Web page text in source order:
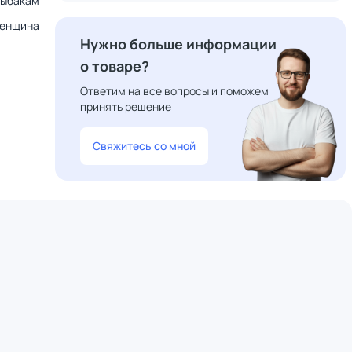
Нужно больше информации
о товаре?
Ответим на все вопросы и поможем
принять решение
Свяжитесь со мной